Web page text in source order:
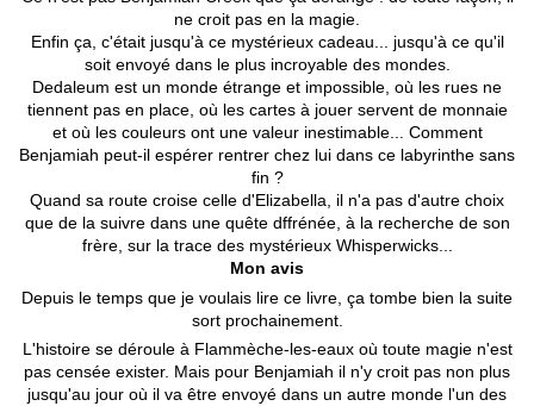
ne croit pas en la magie.
Enfin ça, c'était jusqu'à ce mystérieux cadeau... jusqu'à ce qu'il
soit envoyé dans le plus incroyable des mondes.
Dedaleum est un monde étrange et impossible, où les rues ne
tiennent pas en place, où les cartes à jouer servent de monnaie
et où les couleurs ont une valeur inestimable... Comment
Benjamiah peut-il espérer rentrer chez lui dans ce labyrinthe sans
fin ?
Quand sa route croise celle d'Elizabella, il n'a pas d'autre choix
que de la suivre dans une quête dffrénée, à la recherche de son
frère, sur la trace des mystérieux Whisperwicks...
Mon avis
Depuis le temps que je voulais lire ce livre, ça tombe bien la suite
sort prochainement.
L'histoire se déroule à Flammèche-les-eaux où toute magie n'est
pas censée exister. Mais pour Benjamiah il n'y croit pas non plus
jusqu'au jour où il va être envoyé dans un autre monde l'un des